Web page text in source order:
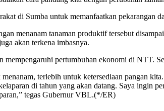
di Sumba untuk memanfaatkan pekarangan
menanam tanaman produktif tersebut
akan terkena imbasnya.
pertumbuhan ekonomi di NTT.
terlebih untuk ketersediaan pangan
di tahun yang akan datang. Saya ingin
tegas Gubernur VBL.(*/ER)